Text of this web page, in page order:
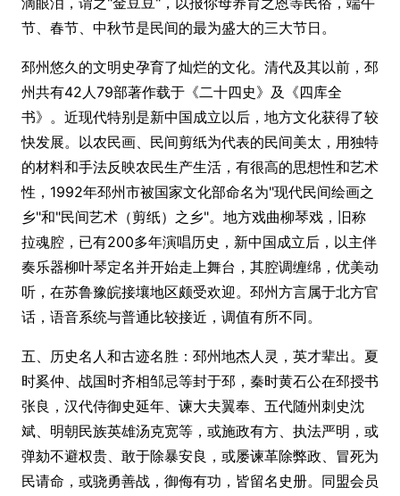
节、春节、中秋节是民间的最为盛大的三大节日。
邳州悠久的文明史孕育了灿烂的文化。清代及其以前，邳
州共有42人79部著作载于《二十四史》及《四库全
书》。近现代特别是新中国成立以后，地方文化获得了较
快发展。以农民画、民间剪纸为代表的民间美太，用独特
的材料和手法反映农民生产生活，有很高的思想性和艺术
性，1992年邳州市被国家文化部命名为"现代民间绘画之
乡"和"民间艺术（剪纸）之乡"。地方戏曲柳琴戏，旧称
拉魂腔，已有200多年演唱历史，新中国成立后，以主伴
奏乐器柳叶琴定名并开始走上舞台，其腔调缠绵，优美动
听，在苏鲁豫皖接壤地区颇受欢迎。邳州方言属于北方官
话，语音系统与普通比较接近，调值有所不同。
五、历史名人和古迹名胜：邳州地杰人灵，英才辈出。夏
时奚仲、战国时齐相邹忌等封于邳，秦时黄石公在邳授书
张良，汉代侍御史延年、谏大夫翼奉、五代随州刺史沈
斌、明朝民族英雄汤克宽等，或施政有方、执法严明，或
弹劾不避权贵、敢于除暴安良，或屡谏革除弊政、冒死为
民请命，或骁勇善战，御侮有功，皆留名史册。同盟会员